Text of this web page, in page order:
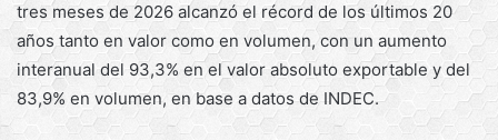
tres meses de 2026 alcanzó el récord de los últimos 20
años tanto en valor como en volumen, con un aumento
interanual del 93,3% en el valor absoluto exportable y del
83,9% en volumen, en base a datos de INDEC.